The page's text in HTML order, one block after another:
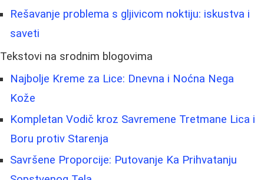
Rešavanje problema s gljivicom noktiju: iskustva i
saveti
Tekstovi na srodnim blogovima
Najbolje Kreme za Lice: Dnevna i Noćna Nega
Kože
Kompletan Vodič kroz Savremene Tretmane Lica i
Boru protiv Starenja
Savršene Proporcije: Putovanje Ka Prihvatanju